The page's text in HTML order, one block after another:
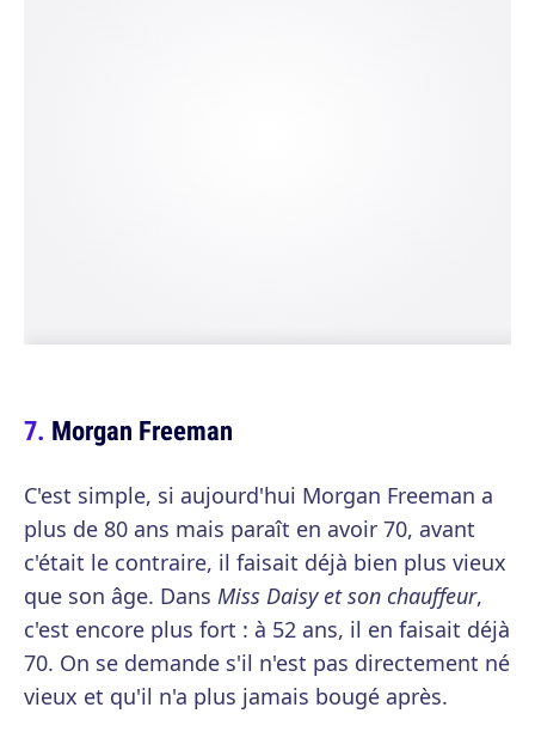
Morgan Freeman
C'est simple, si aujourd'hui Morgan Freeman a
plus de 80 ans mais paraît en avoir 70, avant
c'était le contraire, il faisait déjà bien plus vieux
que son âge. Dans Miss Daisy et son chauffeur,
c'est encore plus fort : à 52 ans, il en faisait déjà
70. On se demande s'il n'est pas directement né
vieux et qu'il n'a plus jamais bougé après.